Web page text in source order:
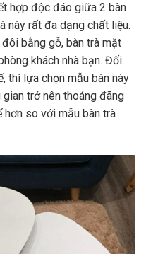
hợp độc đáo giữa 2 bàn
này rất đa dạng chất liệu.
bằng gỗ, bàn trà mặt
khách nhà bạn. Đối
thì lựa chọn mẫu bàn này
trở nên thoáng đãng
hơn so với mẫu bàn trà